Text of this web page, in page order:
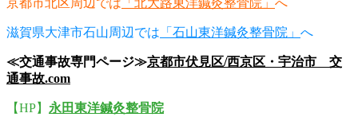
滋賀県大津市石山周辺では 「石山東洋鍼灸整骨院」 へ
≪交通事故専門ページ≫京都市伏見区/西京区・宇治市 交
通事故.com
【HP】 永田東洋鍼灸整骨院